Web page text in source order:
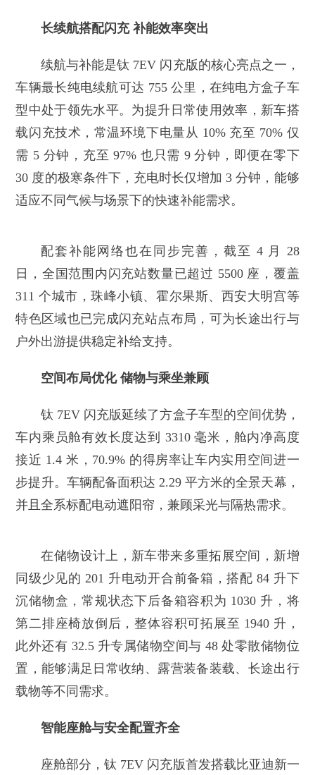
长续航搭配闪充 补能效率突出
续航与补能是钛 7EV 闪充版的核心亮点之一，
车辆最长纯电续航可达 755 公里，在纯电方盒子车
型中处于领先水平。为提升日常使用效率，新车搭
载闪充技术，常温环境下电量从 10% 充至 70% 仅
需 5 分钟，充至 97% 也只需 9 分钟，即便在零下
30 度的极寒条件下，充电时长仅增加 3 分钟，能够
适应不同气候与场景下的快速补能需求。
配套补能网络也在同步完善，截至 4 月 28
日，全国范围内闪充站数量已超过 5500 座，覆盖
311 个城市，珠峰小镇、霍尔果斯、西安大明宫等
特色区域也已完成闪充站点布局，可为长途出行与
户外出游提供稳定补给支持。
空间布局优化 储物与乘坐兼顾
钛 7EV 闪充版延续了方盒子车型的空间优势，
车内乘员舱有效长度达到 3310 毫米，舱内净高度
接近 1.4 米，70.9% 的得房率让车内实用空间进一
步提升。车辆配备面积达 2.29 平方米的全景天幕，
并且全系标配电动遮阳帘，兼顾采光与隔热需求。
在储物设计上，新车带来多重拓展空间，新增
同级少见的 201 升电动开合前备箱，搭配 84 升下
沉储物盒，常规状态下后备箱容积为 1030 升，将
第二排座椅放倒后，整体容积可拓展至 1940 升，
此外还有 32.5 升专属储物空间与 48 处零散储物位
置，能够满足日常收纳、露营装备装载、长途出行
载物等不同需求。
智能座舱与安全配置齐全
座舱部分，钛 7EV 闪充版首发搭载比亚迪新一